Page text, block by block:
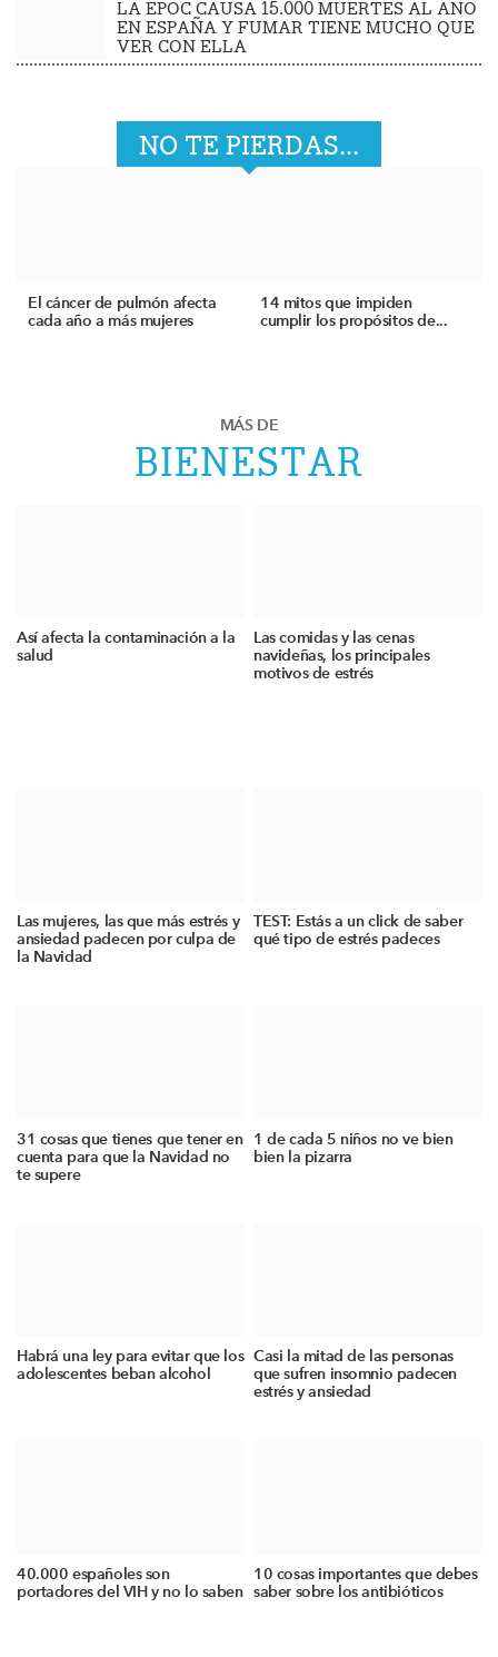
LA EPOC CAUSA 15.000 MUERTES AL AÑO
EN ESPAÑA Y FUMAR TIENE MUCHO QUE
VER CON ELLA
NO TE PIERDAS...
El cáncer de pulmón afecta
cada año a más mujeres
14 mitos que impiden
cumplir los propósitos de...
MÁS DE
BIENESTAR
Así afecta la contaminación a la
salud
Las comidas y las cenas
navideñas, los principales
motivos de estrés
Las mujeres, las que más estrés y
ansiedad padecen por culpa de
la Navidad
TEST: Estás a un click de saber
qué tipo de estrés padeces
31 cosas que tienes que tener en
cuenta para que la Navidad no
te supere
1 de cada 5 niños no ve bien
bien la pizarra
Habrá una ley para evitar que los
adolescentes beban alcohol
Casi la mitad de las personas
que sufren insomnio padecen
estrés y ansiedad
40.000 españoles son
portadores del VIH y no lo saben
10 cosas importantes que debes
saber sobre los antibióticos